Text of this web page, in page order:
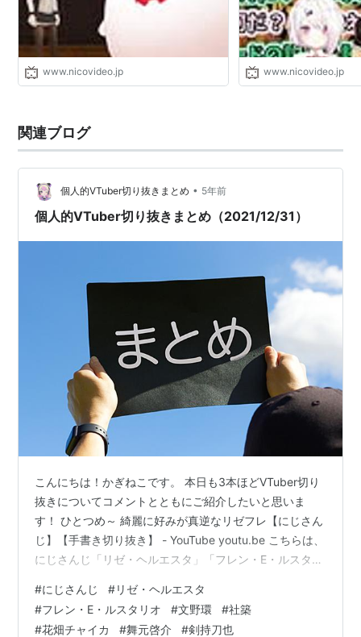
www.nicovideo.jp www.nicovideo.jp
関連ブログ
個人的VTuber切り抜きまとめ • 5年前
個人的VTuber切り抜きまとめ（2021/12/31）
こんにちは！かぎねこです。 本日も3本ほどVTuber切り
抜きについてコメントとともにご紹介したいと思いま
す！ ひとつめ～ 綺麗に好みが真逆なリゼフレ【にじさん
じ】【手書き切り抜き】 - YouTube youtu.be こちらは、
にじさんじ「リゼ・ヘルエスタ」「フレン・E・ルスタリ
ゴリラです。翻訳機を使ってコメントしてます。普段植
物と昆虫を食す私たちには魚介や中華などはさっぱりわ
#にじさんじ #リゼ・ヘルエスタ
#フレン・E・ルスタリオ #文野環 #社築
#花畑チャイカ #舞元啓介 #剣持刀也